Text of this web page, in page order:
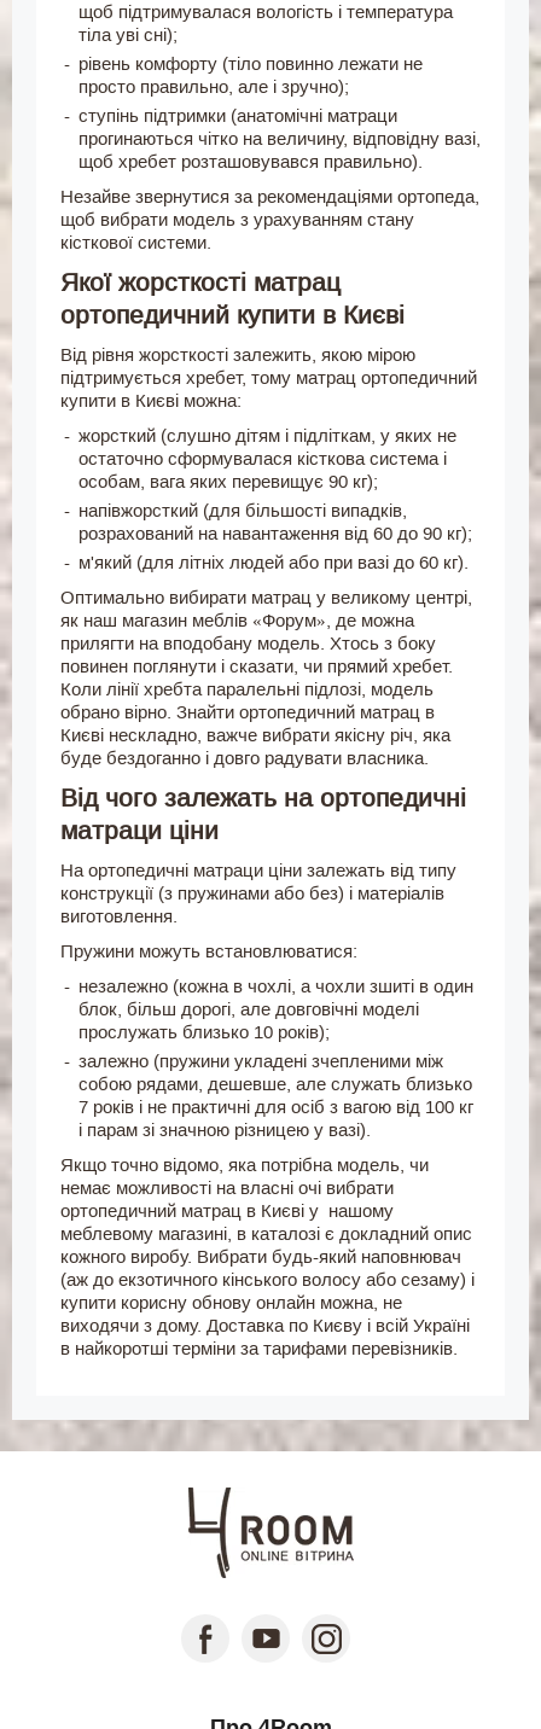
щоб підтримувалася вологість і температура
тіла уві сні);
рівень комфорту (тіло повинно лежати не
просто правильно, але і зручно);
ступінь підтримки (анатомічні матраци
прогинаються чітко на величину, відповідну вазі,
щоб хребет розташовувався правильно).
Незайве звернутися за рекомендаціями ортопеда,
щоб вибрати модель з урахуванням стану
кісткової системи.
Якої жорсткості матрац
ортопедичний купити в Києві
Від рівня жорсткості залежить, якою мірою
підтримується хребет, тому матрац ортопедичний
купити в Києві можна:
жорсткий (слушно дітям і підліткам, у яких не
остаточно сформувалася кісткова система і
особам, вага яких перевищує 90 кг);
напівжорсткий (для більшості випадків,
розрахований на навантаження від 60 до 90 кг);
м'який (для літніх людей або при вазі до 60 кг).
Оптимально вибирати матрац у великому центрі,
як наш магазин меблів «Форум», де можна
прилягти на вподобану модель. Хтось з боку
повинен поглянути і сказати, чи прямий хребет.
Коли лінії хребта паралельні підлозі, модель
обрано вірно. Знайти ортопедичний матрац в
Києві нескладно, важче вибрати якісну річ, яка
буде бездоганно і довго радувати власника.
Від чого залежать на ортопедичні
матраци ціни
На ортопедичні матраци ціни залежать від типу
конструкції (з пружинами або без) і матеріалів
виготовлення.
Пружини можуть встановлюватися:
незалежно (кожна в чохлі, а чохли зшиті в один
блок, більш дорогі, але довговічні моделі
прослужать близько 10 років);
залежно (пружини укладені зчепленими між
собою рядами, дешевше, але служать близько
7 років і не практичні для осіб з вагою від 100 кг
і парам зі значною різницею у вазі).
Якщо точно відомо, яка потрібна модель, чи
немає можливості на власні очі вибрати
ортопедичний матрац в Києві у нашому
меблевому магазині, в каталозі є докладний опис
кожного виробу. Вибрати будь-який наповнювач
(аж до екзотичного кінського волосу або сезаму) і
купити корисну обнову онлайн можна, не
виходячи з дому. Доставка по Києву і всій Україні
в найкоротші терміни за тарифами перевізників.